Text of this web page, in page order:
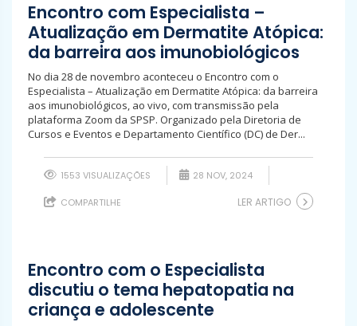
Encontro com Especialista –
Atualização em Dermatite Atópica:
da barreira aos imunobiológicos
No dia 28 de novembro aconteceu o Encontro com o
Especialista – Atualização em Dermatite Atópica: da barreira
aos imunobiológicos, ao vivo, com transmissão pela
plataforma Zoom da SPSP. Organizado pela Diretoria de
Cursos e Eventos e Departamento Científico (DC) de Der...
1553 VISUALIZAÇÕES 28 NOV, 2024
COMPARTILHE LER ARTIGO
Encontro com o Especialista
discutiu o tema hepatopatia na
criança e adolescente